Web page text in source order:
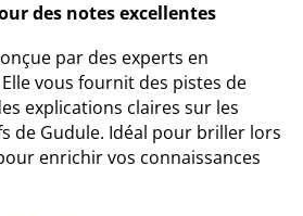
des notes excellentes
par des experts en
vous fournit des pistes de
explications claires sur les
de Gudule. Idéal pour briller lors
enrichir vos connaissances